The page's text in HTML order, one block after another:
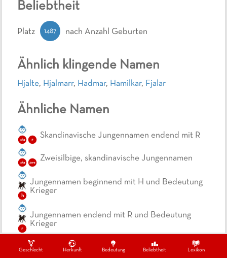
Geschlecht Herkunft Bedeutung Beliebtheit Lexikon
Ähnlich klingende Namen
Hjalte, Hjalmarr, Hadmar, Hamilkar, Fjalar
Ähnliche Namen
ska r Skandinavische Jungennamen endend mit R
ska zwe Zweisilbige, skandinavische Jungennamen
h
Jungennamen beginnend mit H und Bedeutung
Krieger
r
Jungennamen endend mit R und Bedeutung
Krieger
Zweisilbige Jungennamen mit Bedeutung
Beliebtheit
Platz 1487 nach Anzahl Geburten